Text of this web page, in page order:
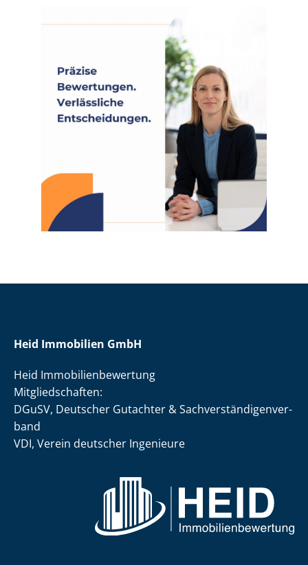
Heid Immobilien GmbH
Heid Im­mo­bi­li­en­be­wer­tung
Mit­glied­schaf­ten:
DGuSV, Deutscher Gutachter & Sach­ver­stän­di­gen­ver­
band
VDI, Verein deutscher Ingenieure